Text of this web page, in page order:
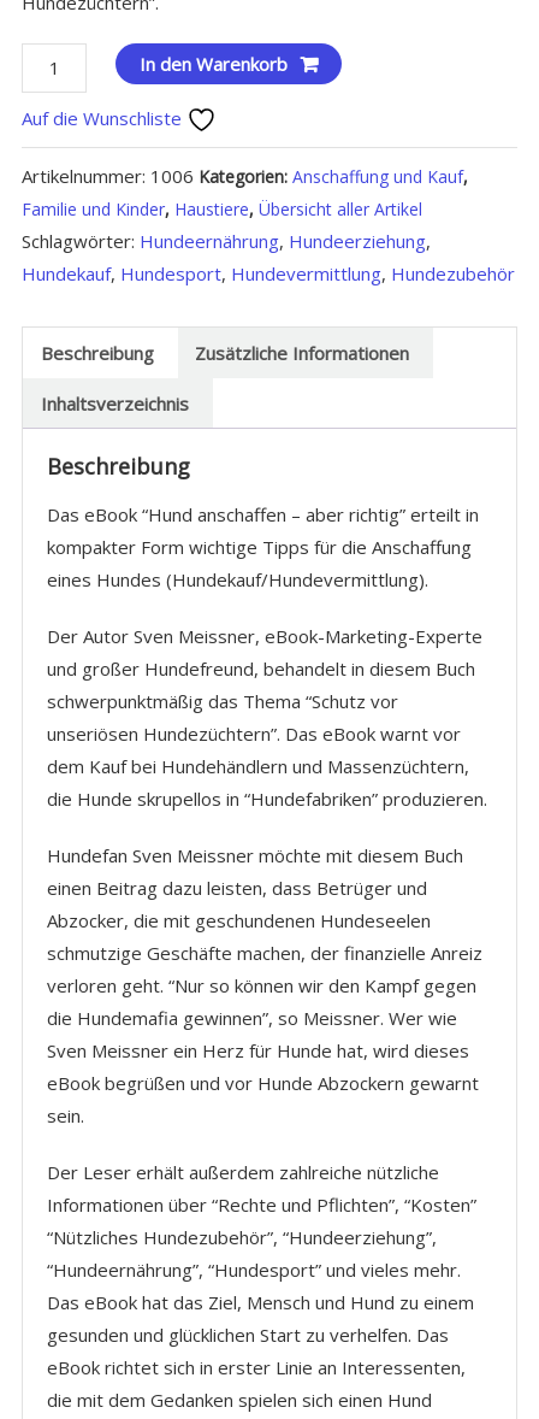
Hund
anschaffen
-
aber
richtig
Menge
In den Warenkorb
Auf die Wunschliste
Artikelnummer: 1006 Kategorien: Anschaffung und Kauf,
Familie und Kinder, Haustiere, Übersicht aller Artikel
Schlagwörter: Hundeernährung, Hundeerziehung,
Hundekauf, Hundesport, Hundevermittlung, Hundezubehör
Beschreibung Zusätzliche Informationen
Inhaltsverzeichnis
Beschreibung
Das eBook “Hund anschaffen – aber richtig” erteilt in
kompakter Form wichtige Tipps für die Anschaffung
eines Hundes (Hundekauf/Hundevermittlung).
Der Autor Sven Meissner, eBook-Marketing-Experte
und großer Hundefreund, behandelt in diesem Buch
schwerpunktmäßig das Thema “Schutz vor
unseriösen Hundezüchtern”. Das eBook warnt vor
dem Kauf bei Hundehändlern und Massenzüchtern,
die Hunde skrupellos in “Hundefabriken” produzieren.
Hundefan Sven Meissner möchte mit diesem Buch
einen Beitrag dazu leisten, dass Betrüger und
Abzocker, die mit geschundenen Hundeseelen
schmutzige Geschäfte machen, der finanzielle Anreiz
verloren geht. “Nur so können wir den Kampf gegen
die Hundemafia gewinnen”, so Meissner. Wer wie
Sven Meissner ein Herz für Hunde hat, wird dieses
eBook begrüßen und vor Hunde Abzockern gewarnt
sein.
Der Leser erhält außerdem zahlreiche nützliche
Informationen über “Rechte und Pflichten”, “Kosten”
“Nützliches Hundezubehör”, “Hundeerziehung”,
“Hundeernährung”, “Hundesport” und vieles mehr.
Das eBook hat das Ziel, Mensch und Hund zu einem
gesunden und glücklichen Start zu verhelfen. Das
eBook richtet sich in erster Linie an Interessenten,
die mit dem Gedanken spielen sich einen Hund